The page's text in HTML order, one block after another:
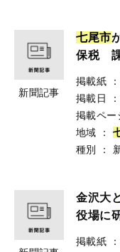
新聞記事
七尾市
保税
掲載紙 ：
掲載日
：
掲載ペー
地域
：
種別
：
金沢大
役場に
掲載紙 ：